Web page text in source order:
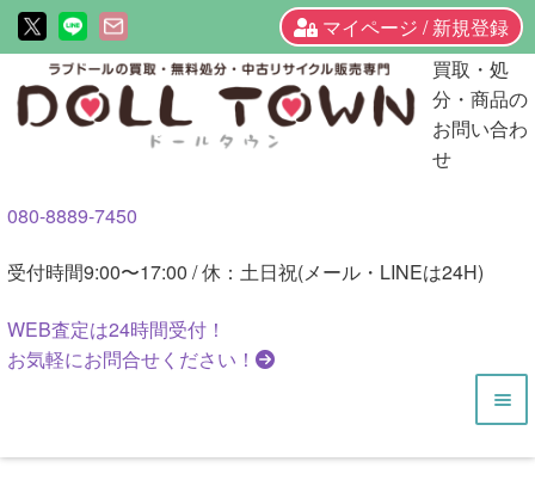
マイページ / 新規登録
ビ
ゲ
ョ
へ
キ
ッ
ン
テ
へ
キ
プ
買取・処
分・商品の
お問い合わ
せ
080-8889-7450
受付時間9:00〜17:00 / 休：土日祝(メール・LINEは24H)
WEB査定は24時間受付！
お気軽にお問合せください！
HOME